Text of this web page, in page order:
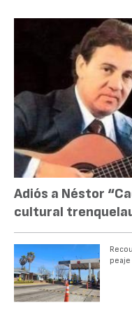
Adiós a Néstor
cultural